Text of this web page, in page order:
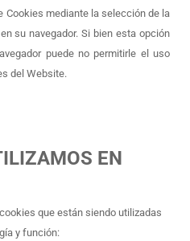
Cookies mediante la selección de la
su navegador. Si bien esta opción
puede no permitirle el uso
del Website.
EN
que están siendo utilizadas
y función: